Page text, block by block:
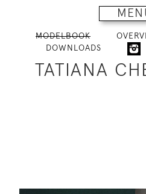
MODELBOOK
DOWNLOADS
TATIANA